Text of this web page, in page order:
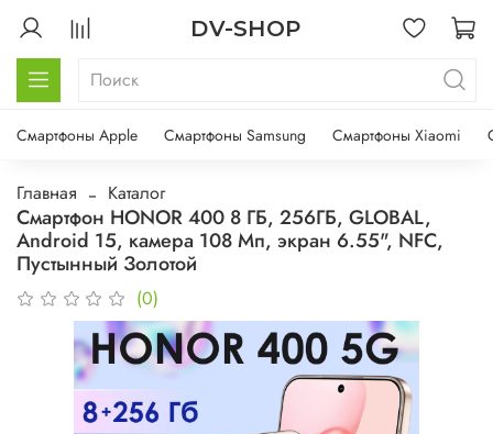
DV-SHOP
Смартфоны Apple Смартфоны Samsung Смартфоны Xiaomi
Главная Каталог
Смартфон HONOR 400 8 ГБ, 256ГБ, GLOBAL,
Android 15, камера 108 Мп, экран 6.55", NFC,
Пустынный Золотой
(0)